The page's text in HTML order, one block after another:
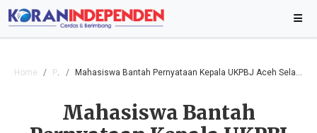
Home Pilkada Mahasiswa Bantah Pernyataan Kepala UKPBJ Aceh Selatan, Tantang Uji Forensik dan Minta Penegak Hukum Awasi Proses Lelang
Mahasiswa Bantah